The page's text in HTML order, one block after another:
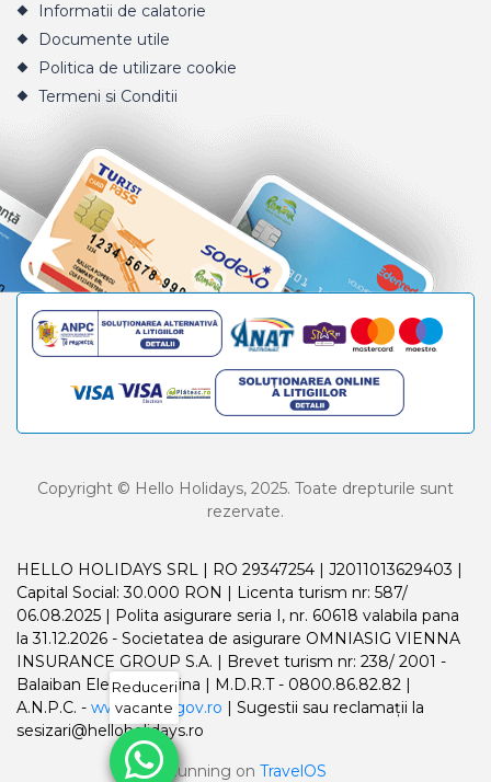
Informatii de calatorie
Documente utile
Politica de utilizare cookie
Termeni si Conditii
Copyright © Hello Holidays, 2025. Toate drepturile sunt
rezervate.
HELLO HOLIDAYS SRL | RO 29347254 | J2011013629403 |
Capital Social: 30.000 RON | Licenta turism nr: 587/
06.08.2025 | Polita asigurare seria I, nr. 60618 valabila pana
la 31.12.2026 - Societatea de asigurare OMNIASIG VIENNA
INSURANCE GROUP S.A. | Brevet turism nr: 238/ 2001 -
Balaiban Elena Madalina | M.D.R.T - 0800.86.82.82 |
A.N.P.C. - www.anpc.gov.ro | Sugestii sau reclamații la
sesizari@helloholidays.ro
Running on TravelOS
Reduceri
vacante